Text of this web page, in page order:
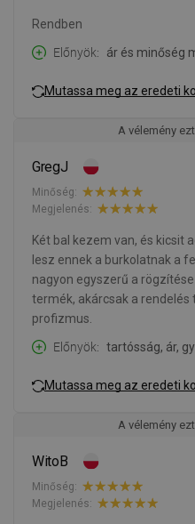
Rendben
Előnyök
ár és minőség
Mutassa meg az eredeti
A vélemény
GregJ
Minőség:
Megjelenés:
Két bal kezem van, és kicsit
lesz ennek a burkolatnak a
nagyon egyszerű a
termék, akárcsak a rendelés
profizmus.
Előnyök
tartósság, ár,
Mutassa meg az eredeti
A vélemény
WitoB
Minőség:
Megjelenés: